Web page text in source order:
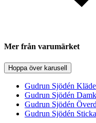
Mer från varumärket
Hoppa över karusell
Gudrun Sjödén
Gudrun Sjödén
Gudrun Sjödén
Gudrun Sjödén